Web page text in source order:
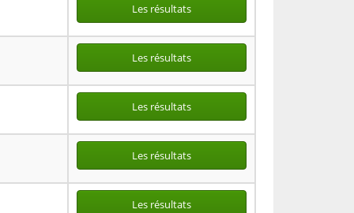
Les résultats
Les résultats
Les résultats
Les résultats
Les résultats